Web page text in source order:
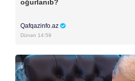
oğurlanıb?
Qafqazinfo.az
Dünən 14:59